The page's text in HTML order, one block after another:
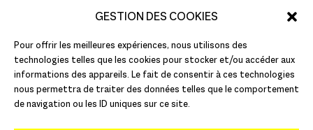
GESTION DES COOKIES
Pour offrir les meilleures expériences, nous utilisons des
technologies telles que les cookies pour stocker et/ou accéder aux
informations des appareils. Le fait de consentir à ces technologies
nous permettra de traiter des données telles que le comportement
de navigation ou les ID uniques sur ce site.
44000 Nantes
T : +33 (0)2 51 72 10 10
E :info@pannonica.com